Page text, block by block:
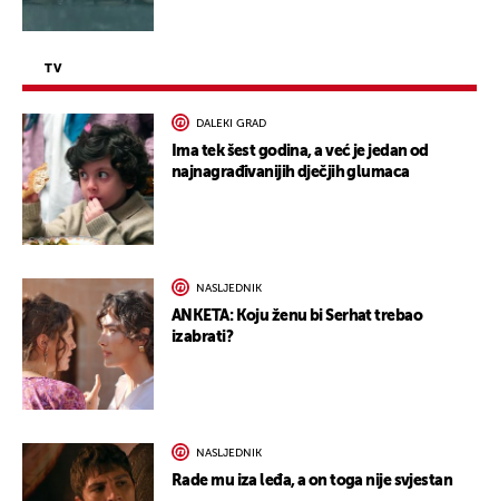
TV
DALEKI GRAD
Ima tek šest godina, a već je jedan od
najnagrađivanijih dječjih glumaca
NASLJEDNIK
ANKETA: Koju ženu bi Serhat trebao
izabrati?
NASLJEDNIK
Rade mu iza leđa, a on toga nije svjestan